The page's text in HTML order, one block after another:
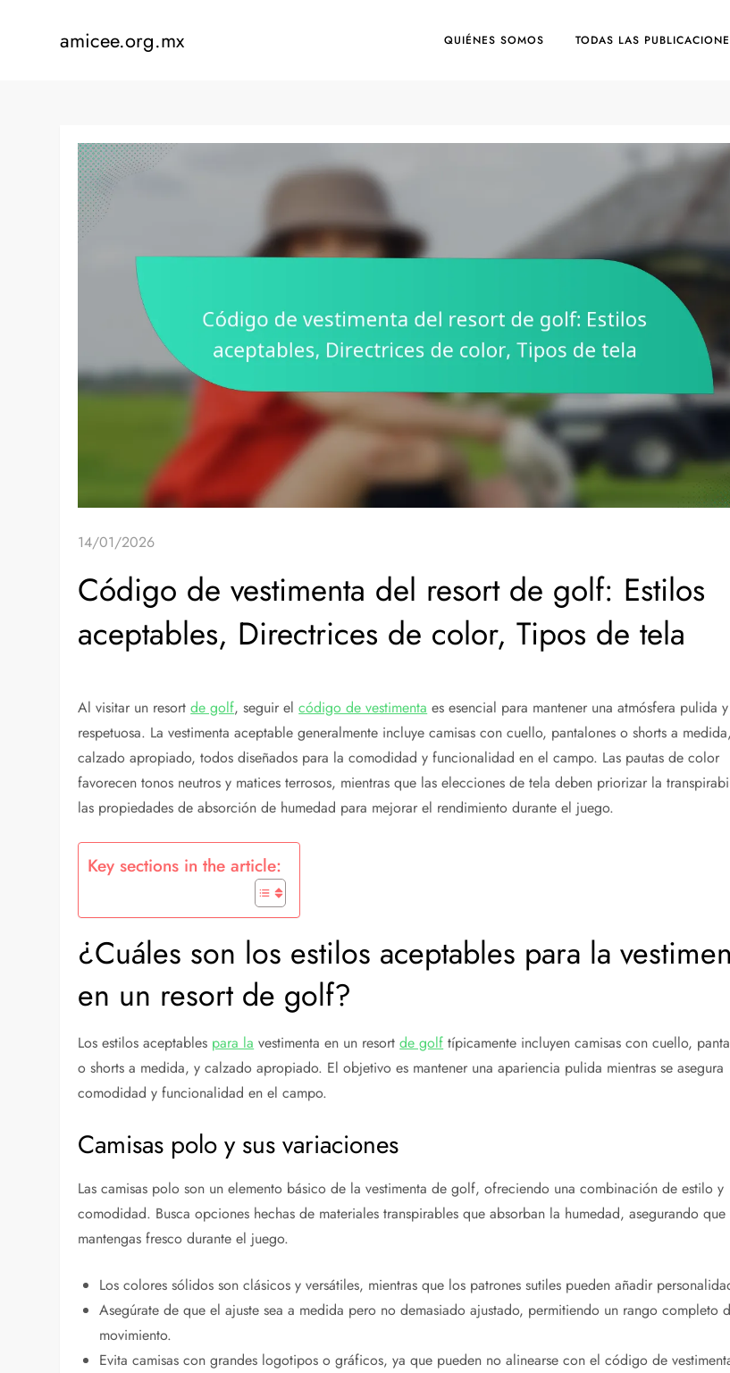
amicee.org.mx QUIÉNES SOMOS TODAS LAS
14/01/2026
Código de vestimenta del resort de golf: Estilos
aceptables, Directrices de color, Tipos de tela
Al visitar un resortde golf, seguir elcódigo de vestimenta es esencial para mantener una atmósfera pulida y
respetuosa. La vestimenta aceptable generalmente incluye camisas con cuello, pantalones o shorts a
calzado apropiado, todos diseñados para la comodidad y funcionalidad en el campo. Las pautas de color
favorecen tonos neutros y matices terrosos, mientras que las elecciones de tela deben priorizar la
las propiedades de absorción de humedad para mejorar el rendimiento durante el juego.
Key sections in the article:
¿Cuáles son los estilos aceptables para la
en un resort de golf?
Los estilos aceptables para la vestimenta en un resortde golf típicamente incluyen camisas con cuello,
o shorts a medida, y calzado apropiado. El objetivo es mantener una apariencia pulida mientras se asegura
comodidad y funcionalidad en el campo.
Camisas polo y sus variaciones
Las camisas polo son un elemento básico de la vestimenta de golf, ofreciendo una combinación de estilo y
comodidad. Busca opciones hechas de materiales transpirables que absorban la humedad, asegurando que
mantengas fresco durante el juego.
Los colores sólidos son clásicos y versátiles, mientras que los patrones sutiles pueden añadir
Asegúrate de que el ajuste sea a medida pero no demasiado ajustado, permitiendo un rango completo
movimiento.
Evita camisas con grandes logotipos o gráficos, ya que pueden no alinearse con el código de